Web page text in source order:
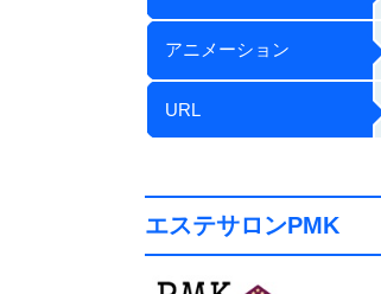
アニメーション
URL
エステサロンPMK